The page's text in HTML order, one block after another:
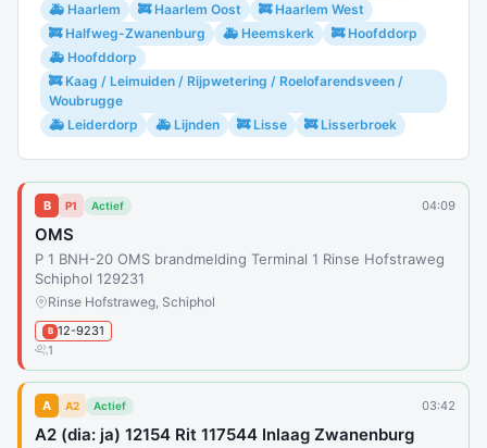
🚑 Haarlem
🚒 Haarlem Oost
🚒 Haarlem West
🚒 Halfweg-Zwanenburg
🚑 Heemskerk
🚒 Hoofddorp
🚑 Hoofddorp
🚒 Kaag / Leimuiden / Rijpwetering / Roelofarendsveen /
Woubrugge
🚑 Leiderdorp
🚑 Lijnden 🚒 Lisse 🚒 Lisserbroek
B P1 Actief 04:09
OMS
P 1 BNH-20 OMS brandmelding Terminal 1 Rinse Hofstraweg
Schiphol 129231
Rinse Hofstraweg, Schiphol
B 12-9231
1
A A2 Actief 03:42
A2 (dia: ja) 12154 Rit 117544 Inlaag Zwanenburg